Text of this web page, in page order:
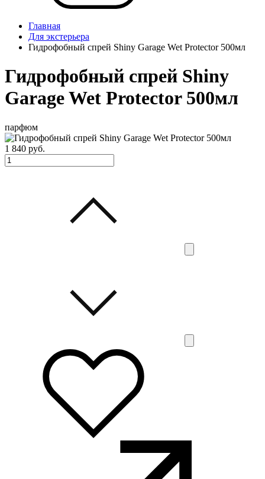
Главная
Для экстерьера
Гидрофобный спрей Shiny Garage Wet Protector 500мл
Гидрофобный спрей Shiny
Garage Wet Protector 500мл
парфюм
1 840 руб.